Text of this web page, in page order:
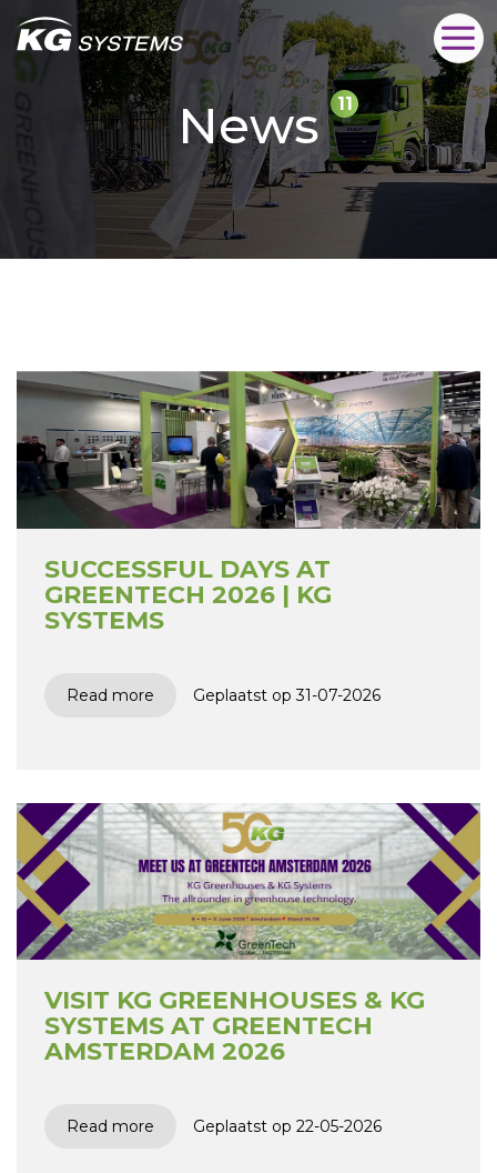
News 11
SUCCESSFUL DAYS AT
GREENTECH 2026 | KG
SYSTEMS
Read more Geplaatst op 31-07-2026
VISIT KG GREENHOUSES & KG
SYSTEMS AT GREENTECH
AMSTERDAM 2026
Read more Geplaatst op 22-05-2026